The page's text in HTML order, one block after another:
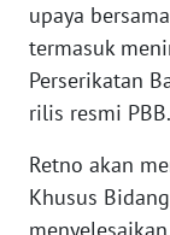
upaya
termasuk
Perserikatan
rilis resmi PBB.
Retno akan
Khusus
PEDOMAN
SIBER
REDAKSI